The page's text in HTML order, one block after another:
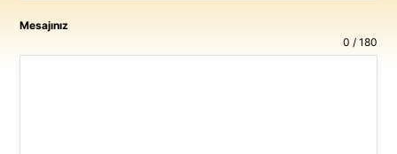
Mesajınız
0 / 180